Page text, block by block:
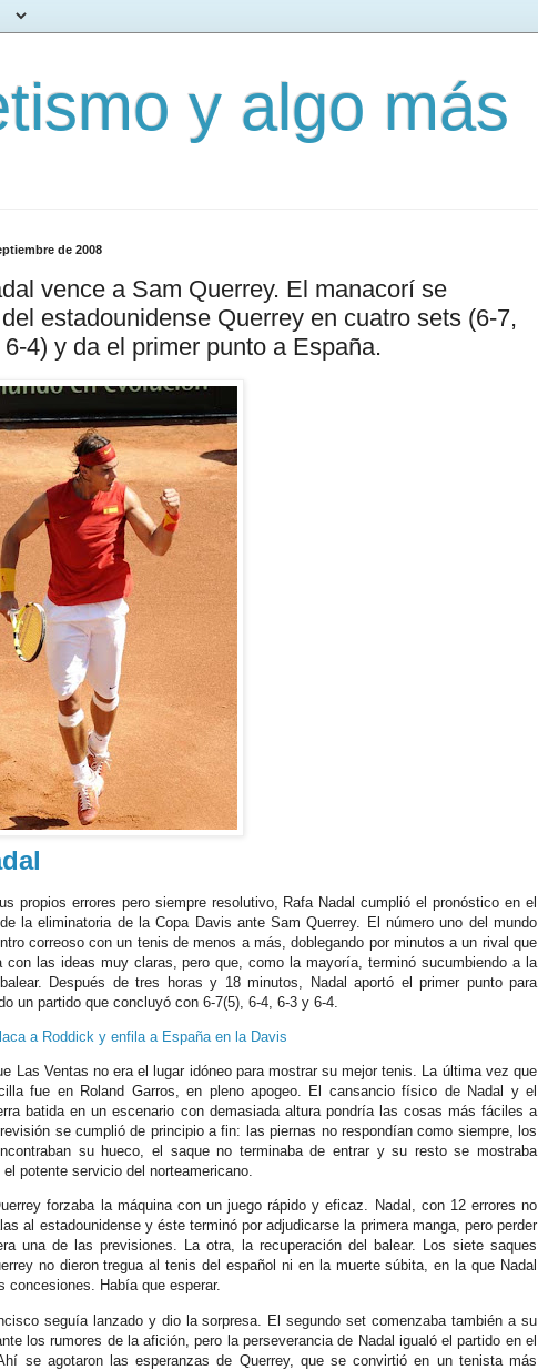
y algo más
de 2008
vence a Sam Querrey. El manacorí se
estadounidense Querrey en cuatro sets (6-7,
4) y da el primer punto a España.
propios errores pero siempre resolutivo, Rafa Nadal cumplió el pronóstico en el
la eliminatoria de la Copa Davis ante Sam Querrey. El número uno del mundo
correoso con un tenis de menos a más, doblegando por minutos a un rival que
con las ideas muy claras, pero que, como la mayoría, terminó sucumbiendo a la
Después de tres horas y 18 minutos, Nadal aportó el primer punto para
un partido que concluyó con 6-7(5), 6-4, 6-3 y 6-4.
a Roddick y enfila a España en la Davis
Las Ventas no era el lugar idóneo para mostrar su mejor tenis. La última vez que
fue en Roland Garros, en pleno apogeo. El cansancio físico de Nadal y el
batida en un escenario con demasiada altura pondría las cosas más fáciles a
se cumplió de principio a fin: las piernas no respondían como siempre, los
su hueco, el saque no terminaba de entrar y su resto se mostraba
potente servicio del norteamericano.
forzaba la máquina con un juego rápido y eficaz. Nadal, con 12 errores no
al estadounidense y éste terminó por adjudicarse la primera manga, pero perder
una de las previsiones. La otra, la recuperación del balear. Los siete saques
no dieron tregua al tenis del español ni en la muerte súbita, en la que Nadal
concesiones. Había que esperar.
seguía lanzado y dio la sorpresa. El segundo set comenzaba también a su
los rumores de la afición, pero la perseverancia de Nadal igualó el partido en el
se agotaron las esperanzas de Querrey, que se convirtió en un tenista más